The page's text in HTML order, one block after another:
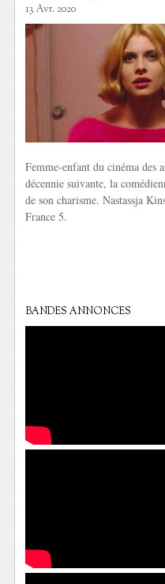
13 Avr. 2020
Femme-enfant du cinéma des
décennie suivante, la
de son charisme. Nastassja
France 5.
BANDES ANNONCES